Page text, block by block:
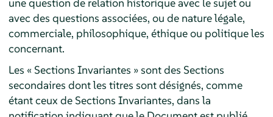
avec des questions associées, ou de nature légale,
commerciale, philosophique, éthique ou politique les
concernant.
Les « Sections Invariantes » sont des Sections
secondaires dont les titres sont désignés, comme
étant ceux de Sections Invariantes, dans la